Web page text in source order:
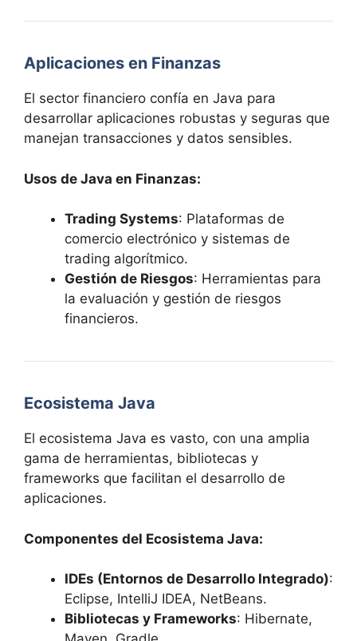
Aplicaciones en Finanzas
El sector financiero confía en Java para
desarrollar aplicaciones robustas y seguras que
manejan transacciones y datos sensibles.
Usos de Java en Finanzas:
Trading Systems: Plataformas de
comercio electrónico y sistemas de
trading algorítmico.
Gestión de Riesgos: Herramientas para
la evaluación y gestión de riesgos
financieros.
Ecosistema Java
El ecosistema Java es vasto, con una amplia
gama de herramientas, bibliotecas y
frameworks que facilitan el desarrollo de
aplicaciones.
Componentes del Ecosistema Java:
IDEs (Entornos de Desarrollo Integrado):
Eclipse, IntelliJ IDEA, NetBeans.
Bibliotecas y Frameworks: Hibernate,